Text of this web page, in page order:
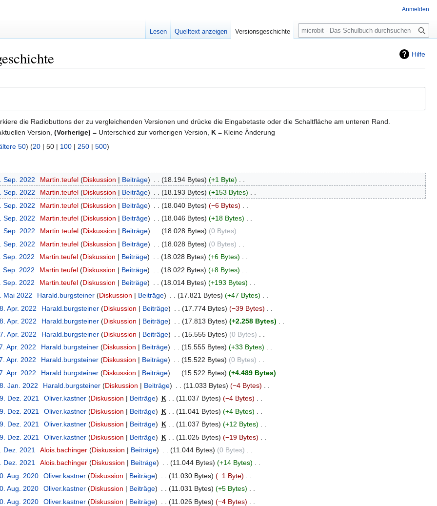
Hilfe
die Radiobuttons der zu vergleichenden Versionen und drücke die Eingabetaste oder die Schaltfläche am unteren Rand.
Version, (Vorherige) = Unterschied zur vorherigen Version, K = Kleine Änderung
50) (20 | 50 | 100 | 250 | 500)
Sep. 2022 Martin.teufel Diskussion Beiträge 18.194 Bytes +1 Byte
Sep. 2022 Martin.teufel Diskussion Beiträge 18.193 Bytes +153 Bytes
Sep. 2022 Martin.teufel Diskussion Beiträge 18.040 Bytes −6 Bytes
Sep. 2022 Martin.teufel Diskussion Beiträge 18.046 Bytes +18 Bytes
Sep. 2022 Martin.teufel Diskussion Beiträge 18.028 Bytes 0 Bytes
Sep. 2022 Martin.teufel Diskussion Beiträge 18.028 Bytes 0 Bytes
Sep. 2022 Martin.teufel Diskussion Beiträge 18.028 Bytes +6 Bytes
Sep. 2022 Martin.teufel Diskussion Beiträge 18.022 Bytes +8 Bytes
Sep. 2022 Martin.teufel Diskussion Beiträge 18.014 Bytes +193 Bytes
Mai 2022 Harald.burgsteiner Diskussion Beiträge 17.821 Bytes +47 Bytes
Apr. 2022 Harald.burgsteiner Diskussion Beiträge 17.774 Bytes −39 Bytes
Apr. 2022 Harald.burgsteiner Diskussion Beiträge 17.813 Bytes +2.258 Bytes
Apr. 2022 Harald.burgsteiner Diskussion Beiträge 15.555 Bytes 0 Bytes
Apr. 2022 Harald.burgsteiner Diskussion Beiträge 15.555 Bytes +33 Bytes
Apr. 2022 Harald.burgsteiner Diskussion Beiträge 15.522 Bytes 0 Bytes
Apr. 2022 Harald.burgsteiner Diskussion Beiträge 15.522 Bytes +4.489 Bytes
Jan. 2022 Harald.burgsteiner Diskussion Beiträge 11.033 Bytes −4 Bytes
Dez. 2021 Oliver.kastner Diskussion Beiträge K 11.037 Bytes −4 Bytes
Dez. 2021 Oliver.kastner Diskussion Beiträge K 11.041 Bytes +4 Bytes
Dez. 2021 Oliver.kastner Diskussion Beiträge K 11.037 Bytes +12 Bytes
Dez. 2021 Oliver.kastner Diskussion Beiträge K 11.025 Bytes −19 Bytes
Dez. 2021 Alois.bachinger Diskussion Beiträge 11.044 Bytes 0 Bytes
Dez. 2021 Alois.bachinger Diskussion Beiträge 11.044 Bytes +14 Bytes
Aug. 2020 Oliver.kastner Diskussion Beiträge 11.030 Bytes −1 Byte
Aug. 2020 Oliver.kastner Diskussion Beiträge 11.031 Bytes +5 Bytes
Aug. 2020 Oliver.kastner Diskussion Beiträge 11.026 Bytes −4 Bytes
Anmelden
Lesen Quelltext anzeigen Versionsgeschichte
Suche